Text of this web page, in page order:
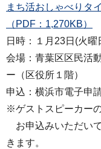
まち活おしゃべりタ
（PDF：1,270KB）
日時：１月23日(火
会場：青葉区区民活
ー（区役所１階）
申込：横浜市電子申
※ゲストスピーカー
お申込みいただい
きます。